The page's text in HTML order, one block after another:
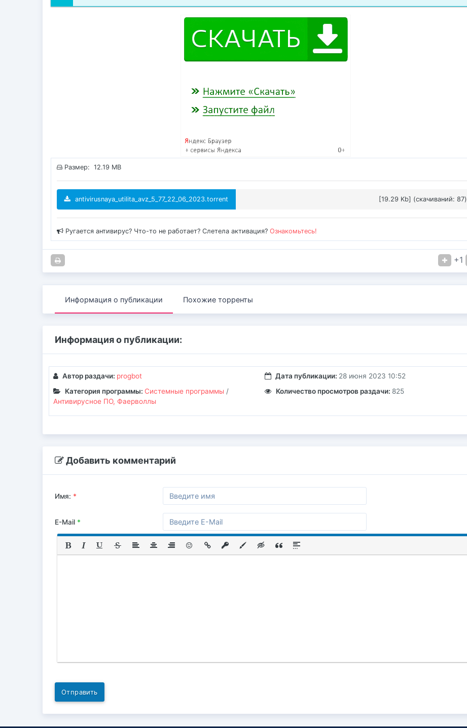
Размер: 12.19 MB
antivirusnaya_utilita_avz_5_77_22_06_2023.torrent [19.29 Kb] (cкачиваний: 87)
Ругается антивирус? Что-то не работает? Слетела активация?Ознакомьтесь!
+1
Информация о публикации Похожие торренты
Информация о публикации:
Автор раздачи: progbot Дата публикации: 28 июня 2023 10:52
Категория программы: Системные программы /
Антивирусное ПО, Фаерволлы
Количество просмотров раздачи: 825
Добавить комментарий
Имя: *
E-Mail *
Отправить